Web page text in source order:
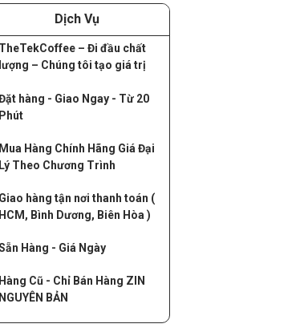
Dịch Vụ
TheTekCoffee – Đi đầu chất
lượng – Chúng tôi tạo giá trị
hàng - Giao Ngay - Từ 20
Phút
Mua Hàng Chính Hãng Giá Đại
Lý Theo Chương Trình
Giao hàng tận nơi thanh toán (
HCM, Bình Dương, Biên Hòa )
Hàng - Giá Ngày
Hàng Cũ - Chỉ Bán Hàng ZIN
NGUYÊN BẢN